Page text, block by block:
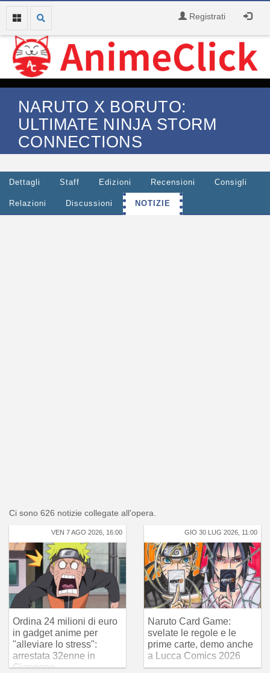
Registrati
NARUTO X BORUTO:
ULTIMATE NINJA STORM
CONNECTIONS
Dettagli Staff Edizioni Recensioni Consigli
Relazioni Discussioni NOTIZIE
Ci sono 626 notizie collegate all'opera.
VEN 7 AGO 2026, 16:00
Ordina 24 milioni di euro
in gadget anime per
"alleviare lo stress":
arrestata 32enne in
Giappone
GIO 30 LUG 2026, 11:00
Naruto Card Game:
svelate le regole e le
prime carte, demo anche
a Lucca Comics 2026